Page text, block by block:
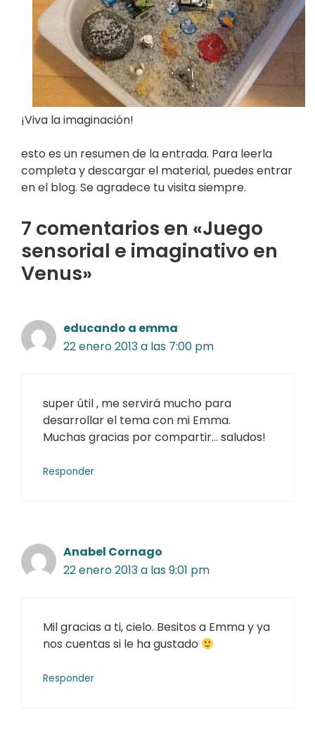
¡Viva la imaginación!
esto es un resumen de la entrada. Para leerla
completa y descargar el material, puedes entrar
en el blog. Se agradece tu visita siempre.
7 comentarios en «Juego
sensorial e imaginativo en
Venus»
educando a emma
22 enero 2013 a las 7:00 pm
super útil , me servirá mucho para
desarrollar el tema con mi Emma.
Muchas gracias por compartir… saludos!
Responder
Anabel Cornago
22 enero 2013 a las 9:01 pm
Mil gracias a ti, cielo. Besitos a Emma y ya
nos cuentas si le ha gustado
Responder